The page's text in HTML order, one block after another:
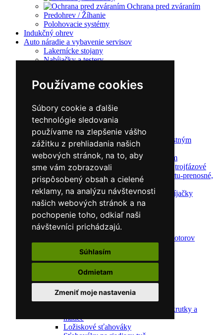
Používame cookies
Súbory cookie a ďalšie
technológie sledovania
používame na zlepšenie vášho
zážitku z prehliadania našich
webových stránok, na to, aby
sme vám zobrazovali
prispôsobený obsah a cielené
reklamy, na analýzu návštevnosti
našich webových stránok a na
pochopenie toho, odkiaľ naši
návštevníci prichádzajú.
Súhlasím
Odmietam
Zmeniť moje nastavenia
Ochrana pred zváraním
Predohrev / Žíhanie
Polohovacie systémy
Indukčný ohrev
Auto náradie a vybavenie servisov
Lakernícke stojany
Nabíjačky a testery
Navijaky elektrické
Náradie pre uloženie brzdového systému
Nástroje pre autookná
Nabíjačky/Štartéry
Automatické nabíjačky
Automatické nabíjačky s bezpečnostným
automatickým štartom
Nabíjačky/Štartéry s bezpečnostným
automatickým štartom-jednofázové,trojfázové
Dielenské nabíjačky s funkciou štartu-prenosné,
pojazdné
Mikroprocesorové automatické nabíjačky
Dielenské nabíjačky
Nástroje pre servis motorov
Kliešte pre automechanikov
Svorky na krúžky
Nástroje na diagnostiku a opravu motorov
Meller-Tools
Skrinky na náradie
Sťahováky
Sťahováky pružín
Sťahováky čalúnenia
Sťahováky kĺbových čapov
Sady na uvoľnenie Puller kolíky, skrutky a
matice
Ložiskové sťahováky